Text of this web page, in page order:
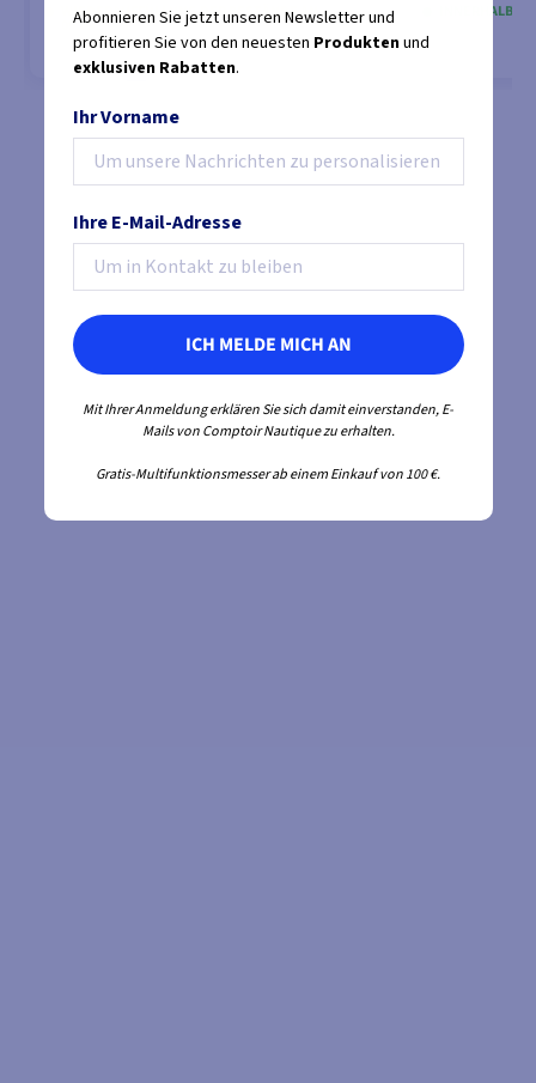
WIEDERAUFFÜLLUNG DER BESTÄNDE AN
09.09.2026
MODELLE ANSEHEN
INNERHALB
Abonnieren Sie jetzt unseren Newsletter und
profitieren Sie von den neuesten Produktenund
exklusiven Rabatten.
Ihr Vorname
Ihre E-Mail-Adresse
ICH MELDE MICH AN
Mit Ihrer Anmeldung erklären Sie sich damit einverstanden, E-
Mails von Comptoir Nautique zu erhalten.
Gratis-Multifunktionsmesser ab einem Einkauf von 100 €.